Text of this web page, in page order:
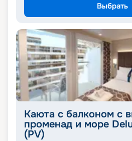
Выбрать
Каюта с балконом с
променад и море
(PV)